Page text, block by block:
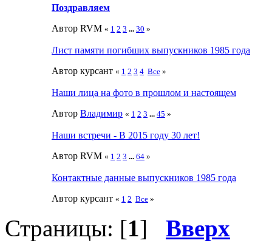
Поздравляем
Автор RVM « 1 2 3 ... 30 »
Лист памяти погибших выпускников 1985 года
Автор курсант « 1 2 3 4 Все »
Наши лица на фото в прошлом и настоящем
Автор Влaдимир « 1 2 3 ... 45 »
Наши встречи - В 2015 году 30 лет!
Автор RVМ « 1 2 3 ... 64 »
Контактные данные выпускников 1985 года
Автор курсант « 1 2 Все »
Страницы: [1] Вверх